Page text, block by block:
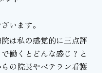
います。
は私の感覚的に三点評
働くとどんな感じ？と
の院長やベテラン看護